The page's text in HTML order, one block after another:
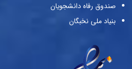
صندوق رفاه دانشجویان
بنیاد ملی نخبگان